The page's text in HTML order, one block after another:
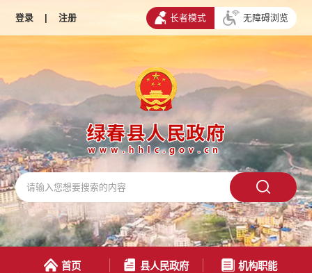
登录 | 注册 长者模式 无障碍浏览
首页 县人民政府 机构职能